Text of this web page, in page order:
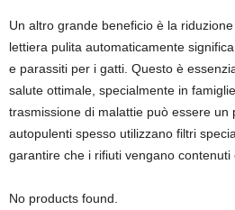
Un altro grande beneficio è la
lettiera pulita automaticamente
e parassiti per i gatti. Questo è
salute ottimale, specialmente in
trasmissione di malattie può essere un
autopulenti spesso utilizzano filtri
garantire che i rifiuti vengano contenuti
No products found.